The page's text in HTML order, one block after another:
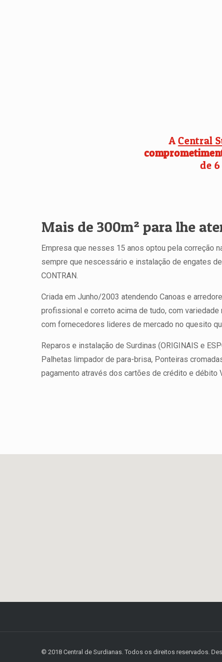
A Central
de
Mais de 300m² para lhe
Empresa que nesses 15 anos optou pela correção
sempre que nescessário e instalação de engates
CONTRAN.
Criada em Junho/2003 atendendo Canoas e
profissional e correto acima de tudo, com
com fornecedores lideres de mercado no quesito
Reparos e instalação de Surdinas (ORIGINAIS e
Palhetas limpador de para-brisa, Ponteiras
pagamento através dos cartões de crédito e débito
© 2018 Central de Surdianas. Todos os direitos reservados.